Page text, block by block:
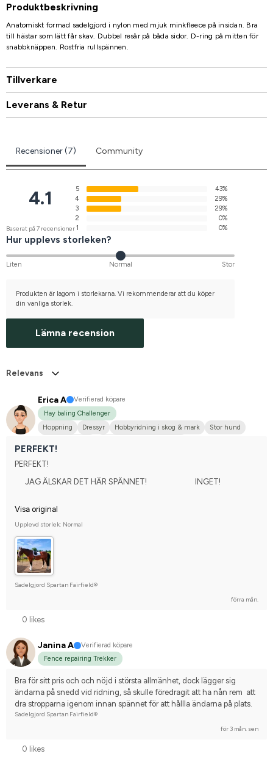
Produktbeskrivning
Anatomiskt formad sadelgjord i nylon med mjuk minkfleece på insidan. Bra
till hästar som lätt får skav. Dubbel resår på båda sidor. D-ring på mitten för
snabbknäppen. Rostfria rullspännen.
Tillverkare
Leverans & Retur
Recensioner (7) Community
4.1
Baserat på 7 recensioner
5
43%
4
29%
3
29%
2
0%
1
0%
Hur upplevs storleken?
Liten Normal Stor
Produkten är lagom i storlekarna. Vi rekommenderar att du köper
din vanliga storlek.
Lämna recension
Relevans
Erica A
Verifierad köpare
Hay baling Challenger
Hoppning
Dressyr Hobbyridning i skog & mark
Stor hund
PERFEKT!
PERFEKT!
JAG ÄLSKAR DET HÄR SPÄNNET!
INGET!
Visa original
Upplevd storlek: Normal
Sadelgjord Spartan Fairfield®
förra mån.
0 likes
Janina A
Verifierad köpare
Fence repairing Trekker
Bra för sitt pris och och nöjd i största allmänhet, dock lägger sig
ändarna på snedd vid ridning, så skulle föredragit att ha nån rem  att
dra stropparna igenom innan spännet för att hållla ändarna på plats.
Sadelgjord Spartan Fairfield®
för 3 mån. sen
0 likes